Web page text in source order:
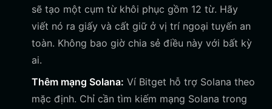
sẽ tạo một cụm từ khôi phục gồm 12 từ. Hãy
viết nó ra giấy và cất giữ ở vị trí ngoại tuyến an
toàn. Không bao giờ chia sẻ điều này với bất kỳ
ai.
Thêm mạng Solana: Ví Bitget hỗ trợ Solana theo
mặc định. Chỉ cần tìm kiếm mạng Solana trong